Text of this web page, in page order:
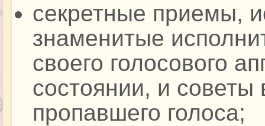
секретные приемы,
знаменитые
своего голосового
состоянии, и советы
пропавшего голоса;